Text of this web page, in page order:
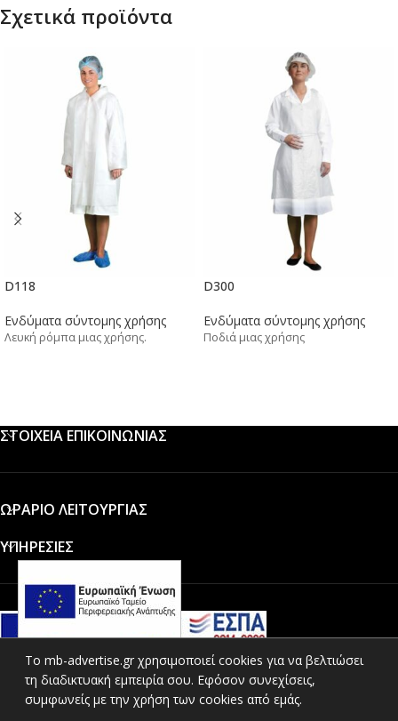
Σχετικά προϊόντα
D118
Ενδύματα σύντομης χρήσης
Λευκή ρόμπα μιας χρήσης.
D300
Ενδύματα σύντομης χρήσης
Ποδιά μιας χρήσης
ΣΤΟΙΧΕΙΑ ΕΠΙΚΟΙΝΩΝΙΑΣ
ΩΡΑΡΙΟ ΛΕΙΤΟΥΡΓΙΑΣ
ΥΠΗΡΕΣΙΕΣ
ΚΑΤΗΓΟΡΙΕΣ ΠΡΟΪΟΝΤΩΝ
To mb-advertise.gr χρησιμοποιεί cookies για να βελτιώσει
τη διαδικτυακή εμπειρία σου. Εφόσον συνεχίσεις,
συμφωνείς με την χρήση των cookies από εμάς.